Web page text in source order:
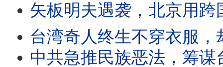
矢板明夫遇袭，北京用跨国镇压逼统台湾？中共发射巨浪
台湾奇人终生不穿衣服，却热心助人守护村庄；似疯非疯藏
中共急推民族恶法，筹谋台海新战争？民族法输出跨国